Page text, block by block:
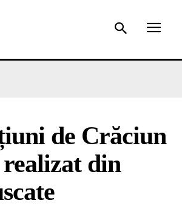
de Crăciun
realizat din